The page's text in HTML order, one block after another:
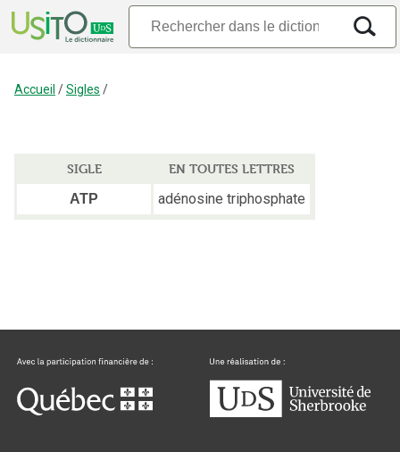
Accueil /Sigles /
SIGLE
EN TOUTES LETTRES
ATP
adénosine triphosphate